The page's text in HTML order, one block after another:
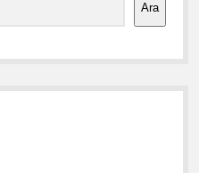
Ara